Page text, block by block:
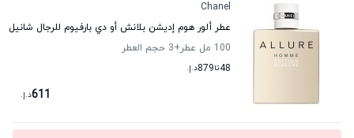
Chanel
عطر ألور هوم إديشن بلانش أو دي بارفيوم للرجال شانيل
100 مل عطر
+3
حجم العطر
48تا879د.إ.
611د.إ.